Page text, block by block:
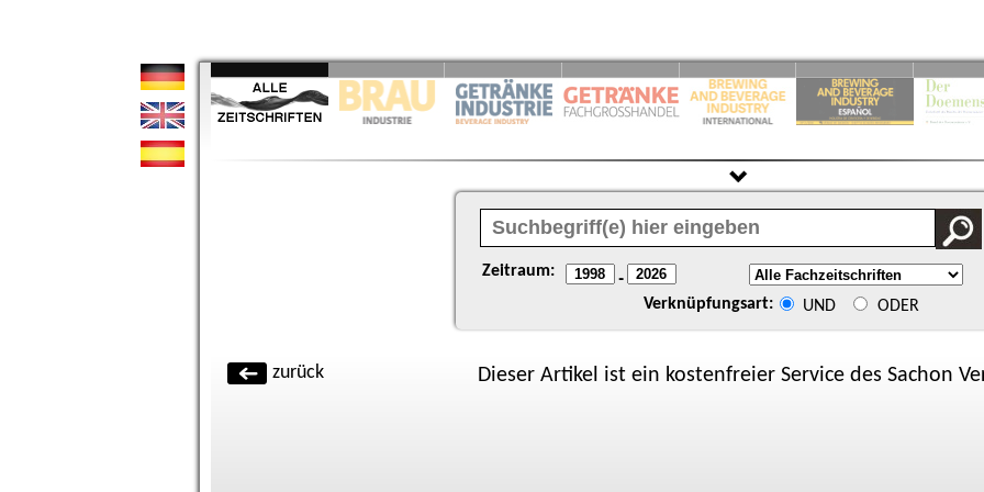
Zeitraum: -
Verknüpfungsart: UND ODER
zurück Dieser Artikel ist ein kostenfreier Service des Sachon